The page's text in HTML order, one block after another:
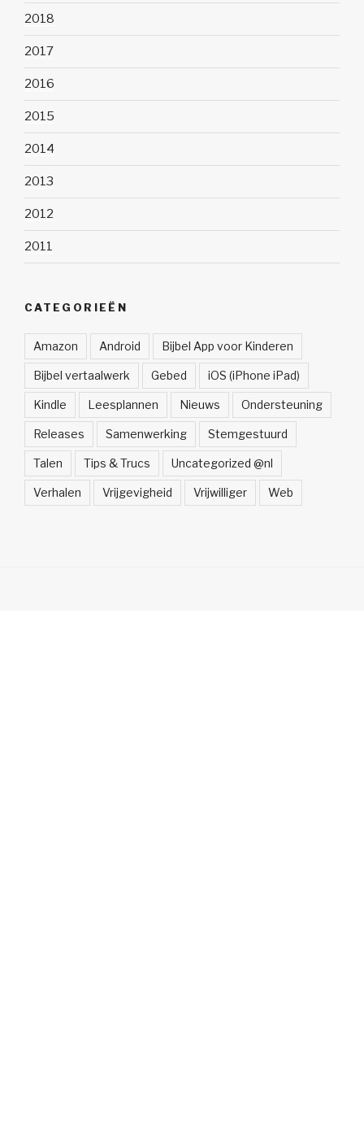
2018
2017
2016
2015
2014
2013
2012
2011
CATEGORIEËN
Amazon Android Bijbel App voor Kinderen
Bijbel vertaalwerk Gebed iOS (iPhone iPad)
Kindle Leesplannen Nieuws Ondersteuning
Releases Samenwerking Stemgestuurd
Talen Tips & Trucs Uncategorized @nl
Verhalen Vrijgevigheid Vrijwilliger Web